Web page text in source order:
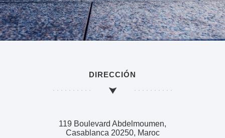
DIRECCIÓN
119 Boulevard Abdelmoumen,
Casablanca 20250, Maroc